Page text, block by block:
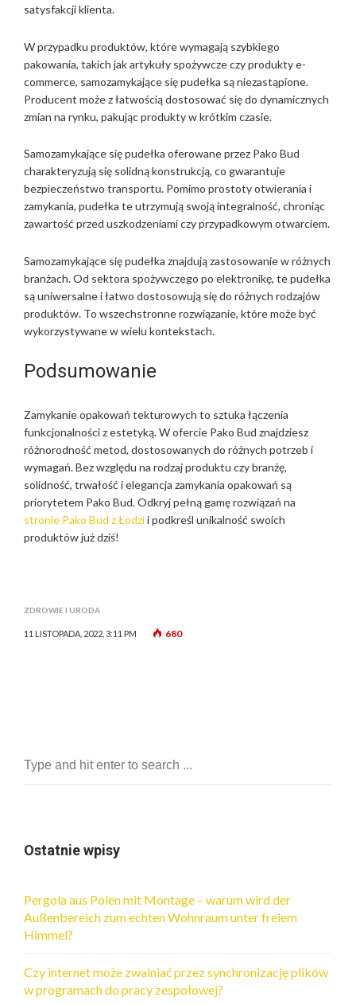
satysfakcji klienta.
W przypadku produktów, które wymagają szybkiego
pakowania, takich jak artykuły spożywcze czy produkty e-
commerce, samozamykające się pudełka są niezastąpione.
Producent może z łatwością dostosować się do dynamicznych
zmian na rynku, pakując produkty w krótkim czasie.
Samozamykające się pudełka oferowane przez Pako Bud
charakteryzują się solidną konstrukcją, co gwarantuje
bezpieczeństwo transportu. Pomimo prostoty otwierania i
zamykania, pudełka te utrzymują swoją integralność, chroniąc
zawartość przed uszkodzeniami czy przypadkowym otwarciem.
Samozamykające się pudełka znajdują zastosowanie w różnych
branżach. Od sektora spożywczego po elektronikę, te pudełka
są uniwersalne i łatwo dostosowują się do różnych rodzajów
produktów. To wszechstronne rozwiązanie, które może być
wykorzystywane w wielu kontekstach.
Podsumowanie
Zamykanie opakowań tekturowych to sztuka łączenia
funkcjonalności z estetyką. W ofercie Pako Bud znajdziesz
różnorodność metod, dostosowanych do różnych potrzeb i
wymagań. Bez względu na rodzaj produktu czy branżę,
solidność, trwałość i elegancja zamykania opakowań są
priorytetem Pako Bud. Odkryj pełną gamę rozwiązań na
stronie Pako Bud z Łodzii podkreśl unikalność swoich
produktów już dziś!
ZDROWIE I URODA
11 LISTOPADA, 2022, 3:11 PM 680
Ostatnie wpisy
Pergola aus Polen mit Montage – warum wird der
Außenbereich zum echten Wohnraum unter freiem
Himmel?
Czy internet może zwalniać przez synchronizację plików
w programach do pracy zespołowej?